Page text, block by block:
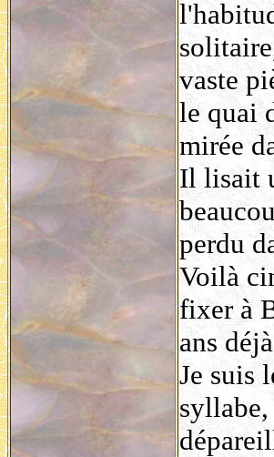
vaste
le quai
mirée
Il lisait
perdu
Voilà
fixer à
ans
Je suis